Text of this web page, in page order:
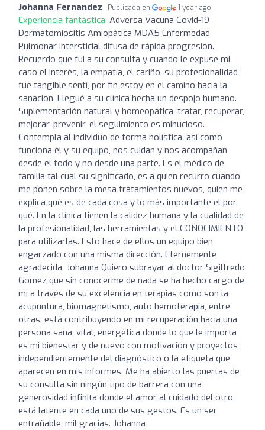
Johanna Fernandez Publicada en 1 year ago
Experiencia fantástica: Adversa Vacuna Covid-19
Dermatomiositis Amiopática MDA5 Enfermedad
Pulmonar intersticial difusa de rápida progresión.
Recuerdo que fui a su consulta y cuando le expuse mi
caso el interés, la empatía, el cariño, su profesionalidad
fue tangible,sentí, por fin estoy en el camino hacia la
sanación. Llegué a su clínica hecha un despojo humano.
Suplementación natural y homeopática, tratar, recuperar,
mejorar, prevenir, el seguimiento es minucioso.
Contempla al individuo de forma holística, así como
funciona él y su equipo, nos cuidan y nos acompañan
desde el todo y no desde una parte. Es el médico de
familia tal cual su significado, es a quien recurro cuando
me ponen sobre la mesa tratamientos nuevos, quien me
explica qué es de cada cosa y lo más importante el por
qué. En la clínica tienen la calidez humana y la cualidad de
la profesionalidad, las herramientas y el CONOCIMIENTO
para utilizarlas. Esto hace de ellos un equipo bien
engarzado con una misma dirección. Eternemente
agradecida, Johanna Quiero subrayar al doctor Sigilfredo
Gómez que sin conocerme de nada se ha hecho cargo de
mí a través de su excelencia en terapias como son la
acupuntura, biomagnetismo, auto hemoterapia, entre
otras, está contribuyendo en mi recuperación hacia una
persona sana, vital, energética donde lo que le importa
es mi bienestar y de nuevo con motivación y proyectos
independientemente del diagnóstico o la etiqueta que
aparecen en mis informes. Me ha abierto las puertas de
su consulta sin ningún tipo de barrera con una
generosidad infinita donde el amor al cuidado del otro
está latente en cada uno de sus gestos. Es un ser
entrañable, mil gracias. Johanna